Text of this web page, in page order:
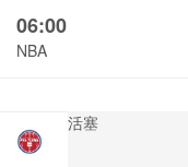
06:00
NBA
活塞